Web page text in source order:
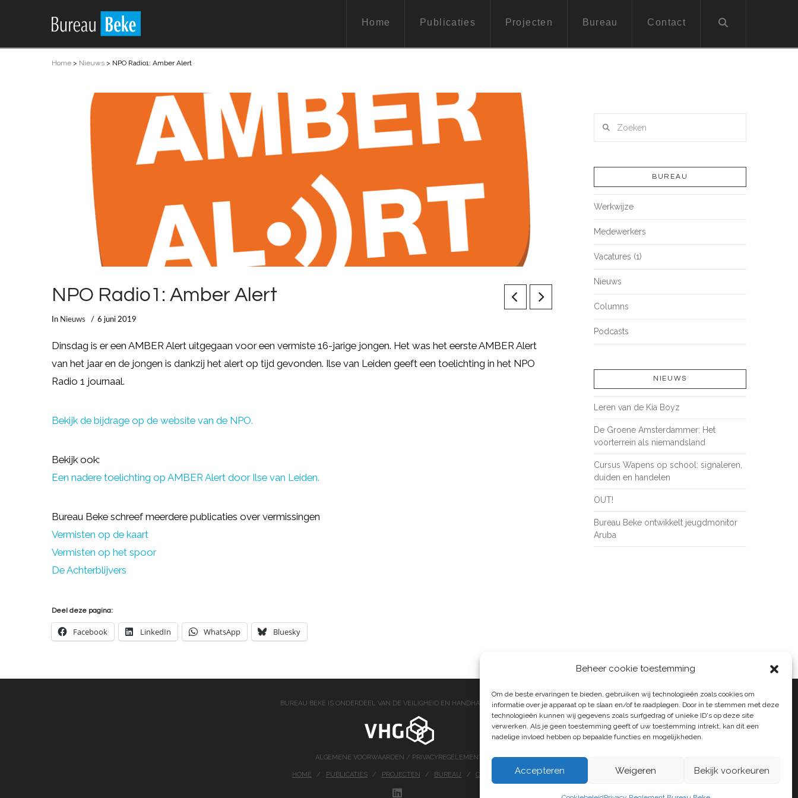
Beheer cookie toestemming
Om de beste ervaringen te bieden, gebruiken wij technologieën zoals cookies om
informatie over je apparaat op te slaan en/of te raadplegen. Door in te stemmen met deze
technologieën kunnen wij gegevens zoals surfgedrag of unieke ID's op deze site
verwerken. Als je geen toestemming geeft of uw toestemming intrekt, kan dit een
nadelige invloed hebben op bepaalde functies en mogelijkheden.
Accepteren Weigeren Bekijk voorkeuren
Home Publicaties Projecten Bureau Contact
Home > Nieuws > NPO Radio1: Amber Alert
NPO Radio1: Amber Alert
In Nieuws 6 juni 2019
Dinsdag is er een AMBER Alert uitgegaan voor een vermiste 16-jarige jongen. Het was het eerste AMBER Alert
van het jaar en de jongen is dankzij het alert op tijd gevonden. Ilse van Leiden geeft een toelichting in het NPO
Radio 1 journaal.
Bekijk de bijdrage op de website van de NPO.
Bekijk ook:
Een nadere toelichting op AMBER Alert door Ilse van Leiden.
Bureau Beke schreef meerdere publicaties over vermissingen
Vermisten op de kaart
Vermisten op het spoor
De Achterblijvers
Deel deze pagina:
Facebook LinkedIn WhatsApp Bluesky
BUREAU
Werkwijze
Medewerkers
Vacatures (1)
Nieuws
Columns
Podcasts
NIEUWS
Leren van de Kia Boyz
De Groene Amsterdammer: Het
voorterrein als niemandsland
Cursus Wapens op school: signaleren,
duiden en handelen
OUT!
Bureau Beke ontwikkelt jeugdmonitor
Aruba
BUREAU BEKE IS ONDERDEEL VAN DE VEILIGHEID EN HANDHAVING GROEP
ALGEMENE VOORWAARDEN / PRIVACYREGELEMENT
HOME PUBLICATIES PROJECTEN BUREAU CONTACT